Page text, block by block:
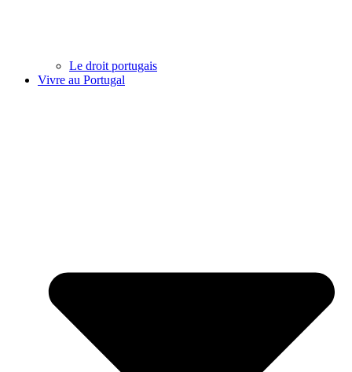
Le droit portugais
Vivre au Portugal